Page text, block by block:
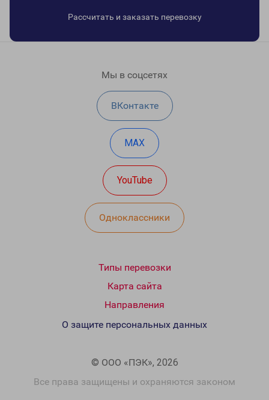
Рассчитать и заказать перевозку
Мы в соцсетях
ВКонтакте
MAX
YouTube
Одноклассники
Типы перевозки
Карта сайта
Направления
© ООО «ПЭК», 2026
Все права защищены и охраняются законом
О защите персональных данных